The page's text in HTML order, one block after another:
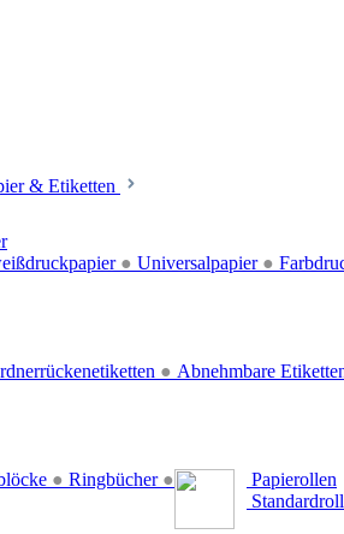
& Etiketten
● Universalpapier ●
● Abnehmbare
● Ringbücher ●
Papierollen